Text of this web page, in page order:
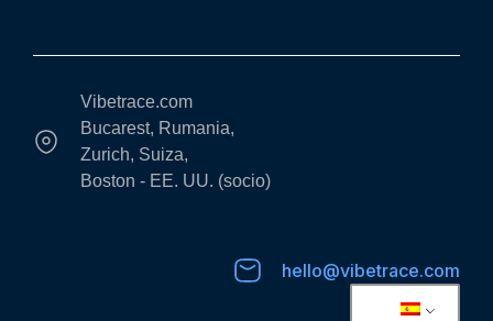
Vibetrace.com
Bucarest, Rumania,
Zurich, Suiza,
Boston - EE. UU. (socio)
hello@vibetrace.com